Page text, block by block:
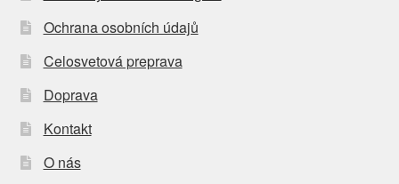
Ochrana osobních údajů
Celosvetová preprava
Doprava
Kontakt
O nás